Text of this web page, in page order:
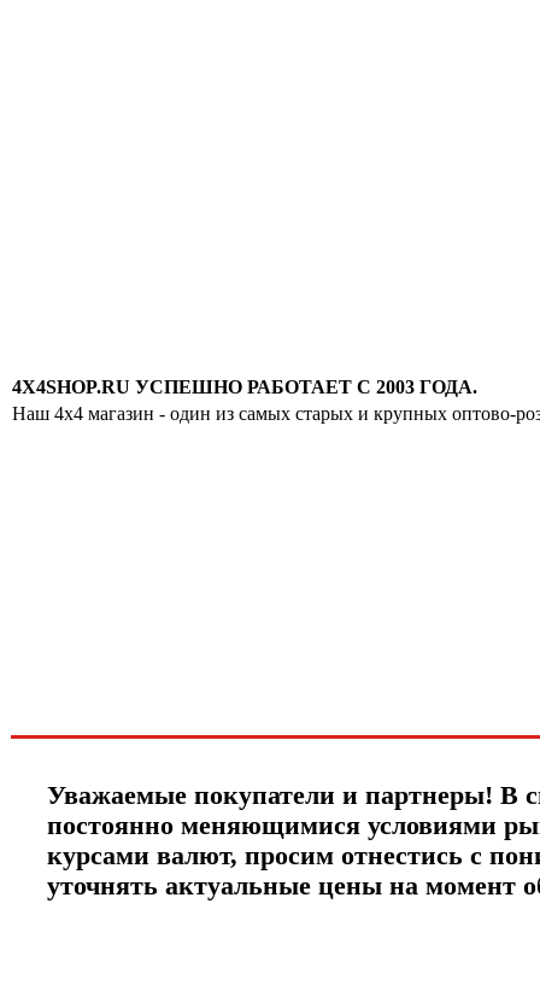
4X4SHOP.RU УСПЕШНО РАБОТАЕТ С 2003 ГОДА.
Наш 4x4 магазин - один из самых старых и крупных оптово-
Уважаемые покупатели и партнеры! В
постоянно меняющимися условиями
курсами валют, просим отнестись с
уточнять актуальные цены на момент